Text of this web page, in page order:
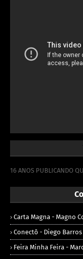
16 ANOS PUBLICANDO
Carta Magna - Magno
Conectô - Diego Barros
Feira Minha Feira -